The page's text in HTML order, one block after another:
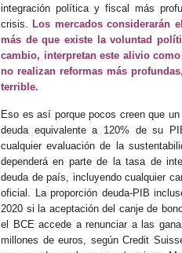
integración política y fiscal más
crisis. Los mercados considerarán
más de que existe la voluntad
cambio, interpretan este alivio
no realizan reformas más
terrible.
Eso es así porque pocos creen que
deuda equivalente a 120% de su
cualquier evaluación de la
dependerá en parte de la tasa de
deuda de país, incluyendo cualquier
oficial. La proporción deuda-PIB
2020 si la aceptación del canje de
el BCE accede a renunciar a las
millones de euros, según Credit